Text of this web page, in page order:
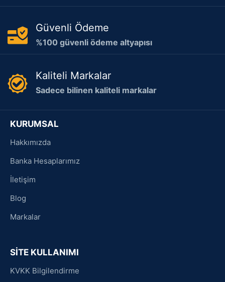
Güvenli Ödeme
%100 güvenli ödeme altyapısı
Kaliteli Markalar
Sadece bilinen kaliteli markalar
KURUMSAL
Hakkımızda
Banka Hesaplarımız
İletişim
Blog
Markalar
SİTE KULLANIMI
KVKK Bilgilendirme